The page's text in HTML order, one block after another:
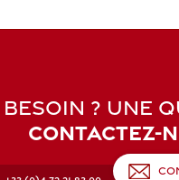
? UNE
CONTACTEZ-